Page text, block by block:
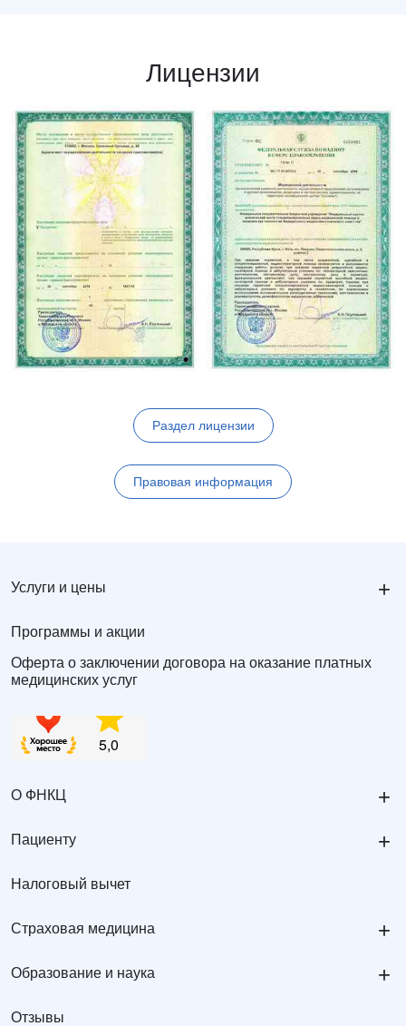
Лицензии
Раздел лицензии
Правовая информация
Услуги и цены +
Программы и акции
Оферта о заключении договора на оказание платных
медицинских услуг
О ФНКЦ +
Пациенту +
Налоговый вычет
Страховая медицина +
Образование и наука +
Отзывы